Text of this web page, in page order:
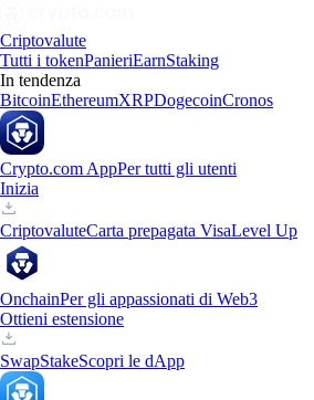
Criptovalute
Tutti i tokenPanieriEarnStaking
In tendenza
BitcoinEthereumXRPDogecoinCronos
Crypto.com AppPer tutti gli utenti
Inizia
CriptovaluteCarta prepagata VisaLevel Up
OnchainPer gli appassionati di Web3
Ottieni estensione
SwapStakeScopri le dApp